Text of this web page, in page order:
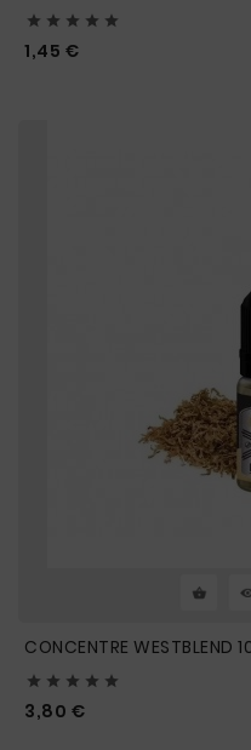
    
1,45 €
CONCENTRE WESTBLEND
    
3,80 €